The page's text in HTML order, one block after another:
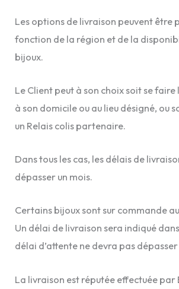
Les options de livraison peuvent être
fonction de la région et de la
bijoux.
Le Client peut à son choix soit se
à son domicile ou au lieu désigné, ou
un Relais colis partenaire.
Dans tous les cas, les délais de
dépasser un mois.
Certains bijoux sont sur commande
Un délai de livraison sera indiqué
délai d’attente ne devra pas
La livraison est réputée effectuée par